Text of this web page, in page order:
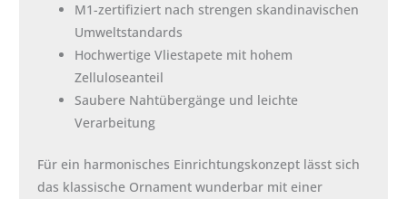
M1-zertifiziert nach strengen skandinavischen
Umweltstandards
Hochwertige Vliestapete mit hohem
Zelluloseanteil
Saubere Nahtübergänge und leichte
Verarbeitung
Für ein harmonisches Einrichtungskonzept lässt sich
das klassische Ornament wunderbar mit einer